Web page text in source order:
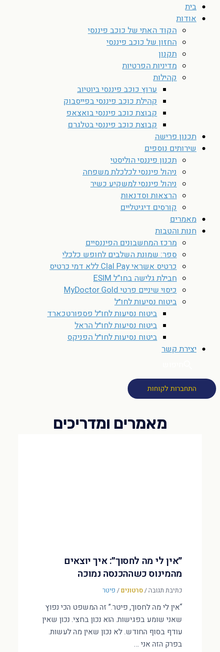
בית
אודות
הקוד האתי של כוכב פיננסי
החזון של כוכב פיננסי
תקנון
מדיניות הפרטיות
קהילות
ערוץ כוכב פיננסי ביוטיוב
קהילת כוכב פיננסי בפייסבוק
קבוצת כוכב פיננסי בואצאפ
קבוצת כוכב פיננסי בטלגרם
תכנון פרישה
שירותים נוספים
תכנון פיננסי הוליסטי
ניהול פיננסי לכלכלת משפחה
ניהול פיננסי למשקיע כשיר
הרצאות וסדנאות
קורסים דיגיטליים
מאמרים
חנות והטבות
מרכז המחשבונים הפיננסיים
ספר: שמונת השלבים לחופש כלכלי
כרטיס אשראי Clal Pay ללא דמי כרטיס
חבילת גלישה בחו”ל ESIM
כיסוי שיניים פרטי MyDoctor Gold
ביטוח נסיעות לחו״ל
ביטוח נסיעות לחו״ל פספורטכארד
ביטוח נסיעות לחו״ל הראל
ביטוח נסיעות לחו״ל הפניקס
יצירת קשר
התחברות לקוחות
״אין לי מה לחסוך״: איך יוצאים
מהמינוס כשההכנסה נמוכה
כתיבת תגובה/סרטונים / פיטר
“אין לי מה לחסוך, פיטר.” זה המשפט הכי נפוץ
שאני שומע בפגישות. הוא נכון בחצי. נכון שאין
עודף בסוף החודש. לא נכון שאין מה לעשות.
בפרק הזה אני …